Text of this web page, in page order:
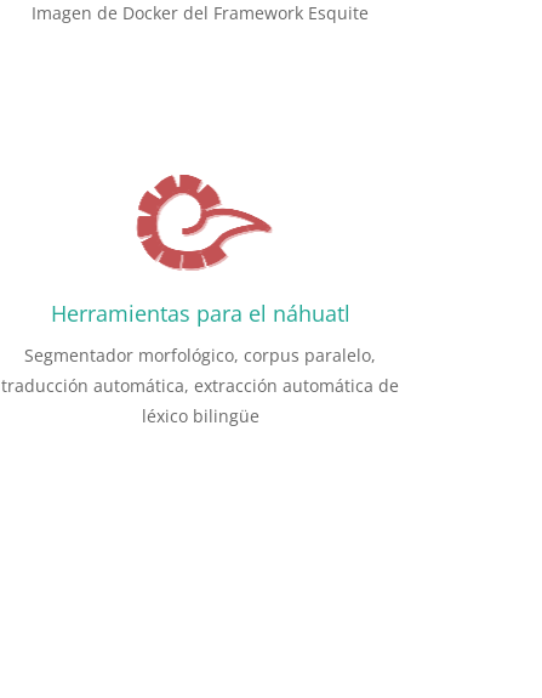
Imagen de Docker del Framework Esquite
Herramientas para el náhuatl
Segmentador morfológico, corpus paralelo,
traducción automática, extracción automática de
léxico bilingüe